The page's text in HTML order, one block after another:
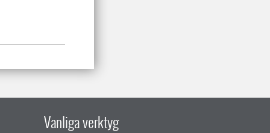
Vanliga verktyg